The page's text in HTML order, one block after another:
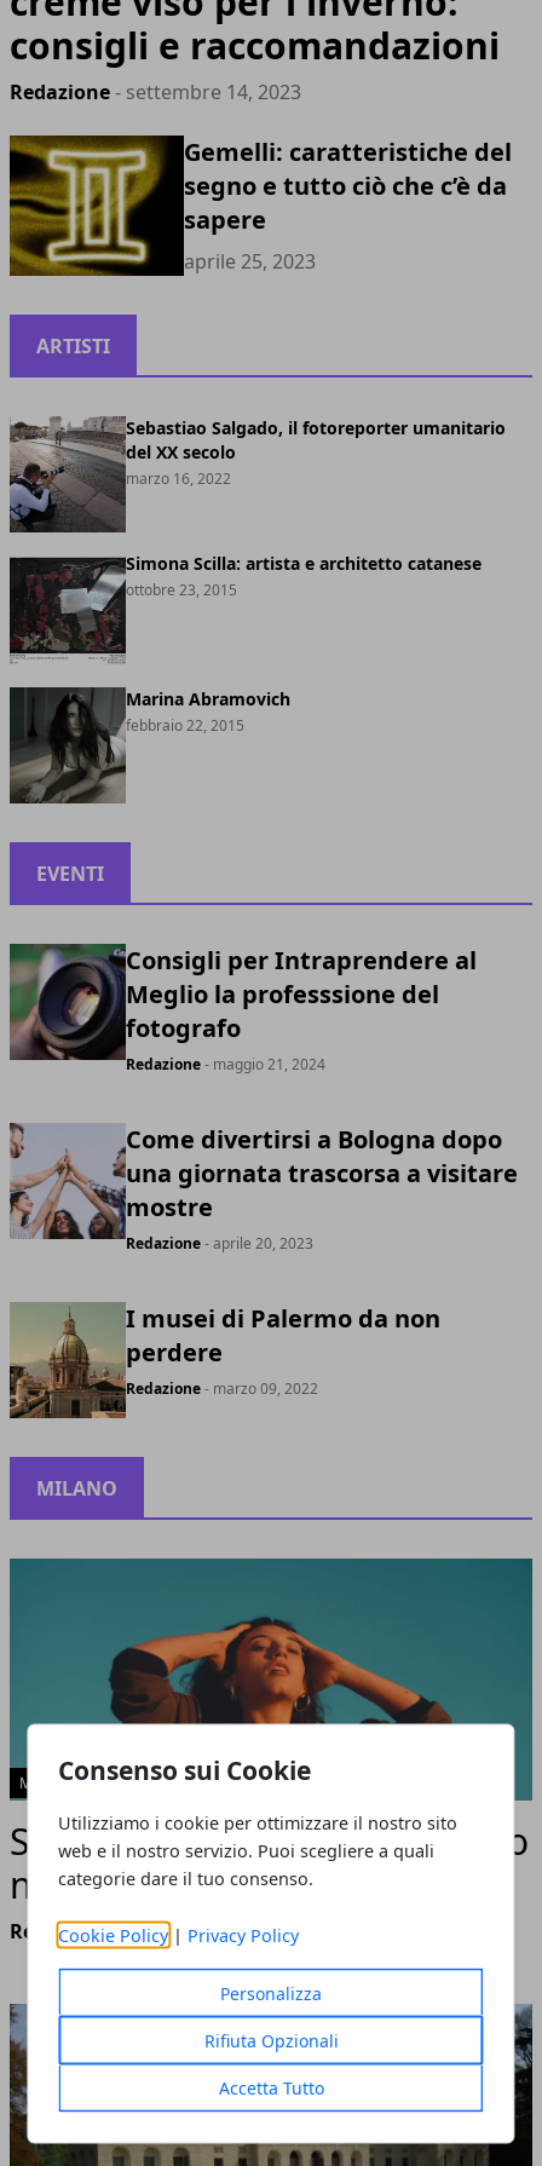
Consenso sui Cookie
Utilizziamo i cookie per ottimizzare il nostro sito
web e il nostro servizio. Puoi scegliere a quali
categorie dare il tuo consenso.
Cookie Policy | Privacy Policy
Personalizza
Rifiuta Opzionali
Accetta Tutto
consigli e raccomandazioni
Redazione- settembre 14, 2023
Gemelli: caratteristiche del
segno e tutto ciò che c’è da
sapere
aprile 25, 2023
ARTISTI
Sebastiao Salgado, il fotoreporter umanitario
del XX secolo
marzo 16, 2022
Simona Scilla: artista e architetto catanese
ottobre 23, 2015
Marina Abramovich
febbraio 22, 2015
EVENTI
Consigli per Intraprendere al
Meglio la professsione del
fotografo
Redazione- maggio 21, 2024
Come divertirsi a Bologna dopo
una giornata trascorsa a visitare
mostre
Redazione- aprile 20, 2023
I musei di Palermo da non
perdere
Redazione- marzo 09, 2022
MILANO
MILANO
Stile tattile: il ruolo del tessuto
nella percezione estetica
Redazione- luglio 22, 2025